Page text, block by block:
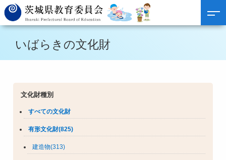
いばらきの文化財
文化財種別
すべての文化財
有形文化財(825)
建造物(313)